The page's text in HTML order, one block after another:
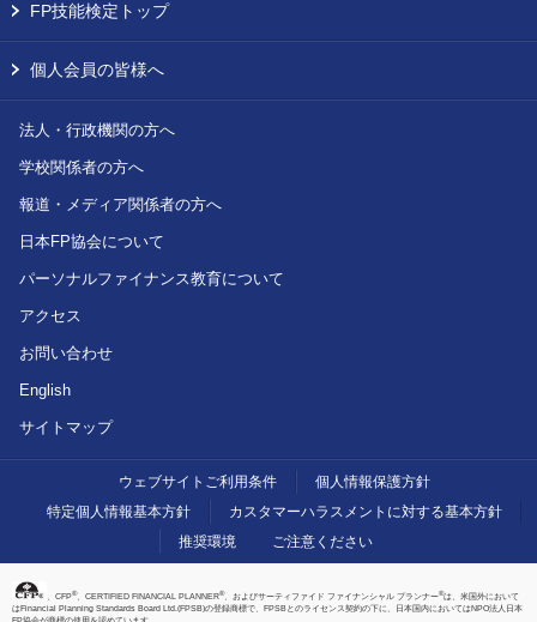
FP技能検定トップ
個人会員の皆様へ
法人・行政機関の方へ
学校関係者の方へ
報道・メディア関係者の方へ
日本FP協会について
パーソナルファイナンス教育について
アクセス
お問い合わせ
English
サイトマップ
ウェブサイトご利用条件
個人情報保護方針
特定個人情報基本方針
カスタマーハラスメントに対する基本方針
推奨環境
ご注意ください
、CFP®、CERTIFIED FINANCIAL PLANNER®、およびサーティファイド ファイナンシャル プランナー®は、米国外において
はFinancial Planning Standards Board Ltd.(FPSB)の登録商標で、FPSBとのライセンス契約の下に、日本国内においてはNPO法人日本